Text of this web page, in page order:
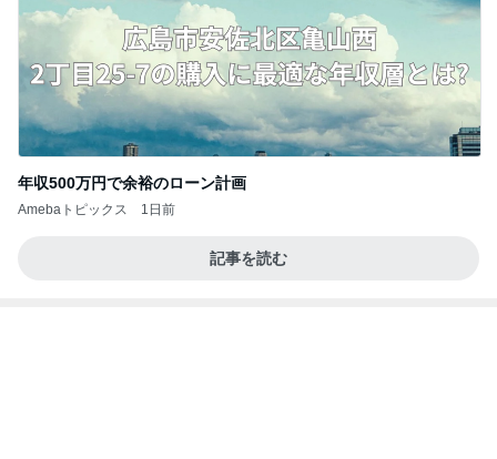
年収500万円で余裕のローン計画
Amebaトピックス 1日前
記事を読む